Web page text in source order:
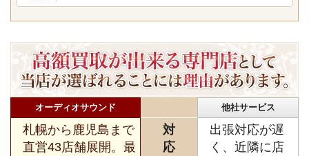
オーディオサウンド 他社サービス
札幌から鹿児島まで
直営43店舗展開。最
対
応
出張対応が遅
く、近隣に店